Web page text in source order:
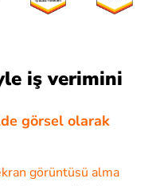
iş verimini
görsel olarak
görüntüsü alma